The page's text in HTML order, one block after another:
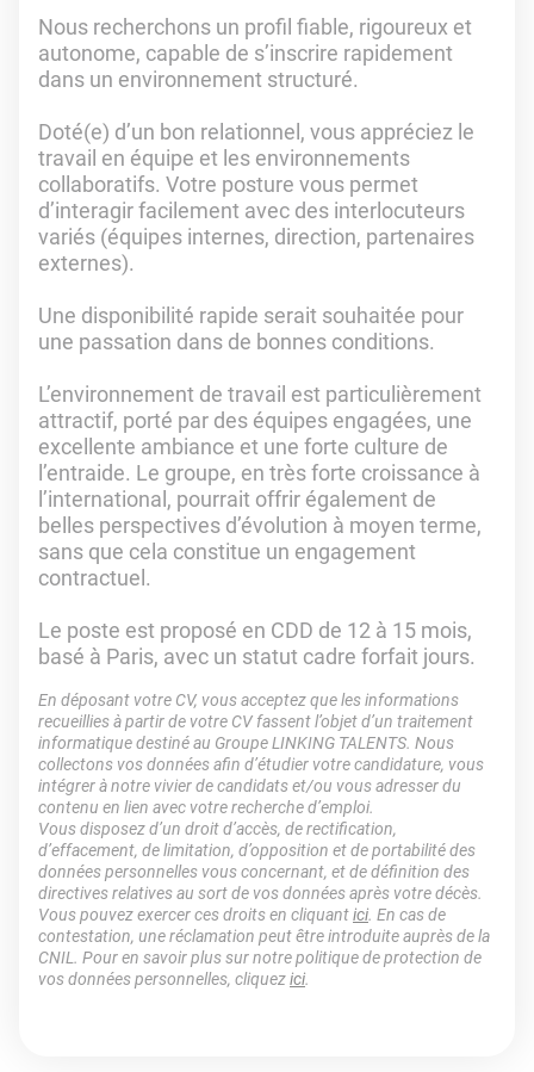
Nous recherchons un profil fiable, rigoureux et
autonome, capable de s’inscrire rapidement
dans un environnement structuré.
Doté(e) d’un bon relationnel, vous appréciez le
travail en équipe et les environnements
collaboratifs. Votre posture vous permet
d’interagir facilement avec des interlocuteurs
variés (équipes internes, direction, partenaires
externes).
Une disponibilité rapide serait souhaitée pour
une passation dans de bonnes conditions.
L’environnement de travail est particulièrement
attractif, porté par des équipes engagées, une
excellente ambiance et une forte culture de
l’entraide. Le groupe, en très forte croissance à
l’international, pourrait offrir également de
belles perspectives d’évolution à moyen terme,
sans que cela constitue un engagement
contractuel.
Le poste est proposé en CDD de 12 à 15 mois,
basé à Paris, avec un statut cadre forfait jours.
En déposant votre CV, vous acceptez que les informations
recueillies à partir de votre CV fassent l’objet d’un traitement
informatique destiné au Groupe LINKING TALENTS. Nous
collectons vos données afin d’étudier votre candidature, vous
intégrer à notre vivier de candidats et/ou vous adresser du
contenu en lien avec votre recherche d’emploi.
Vous disposez d’un droit d’accès, de rectification,
d’effacement, de limitation, d’opposition et de portabilité des
données personnelles vous concernant, et de définition des
directives relatives au sort de vos données après votre décès.
Vous pouvez exercer ces droits en cliquantici. En cas de
contestation, une réclamation peut être introduite auprès de la
CNIL. Pour en savoir plus sur notre politique de protection de
vos données personnelles, cliquezici.